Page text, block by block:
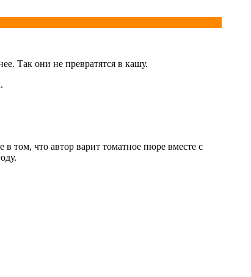
Так они не превратятся в кашу.
том, что автор варит томатное пюре вместе с